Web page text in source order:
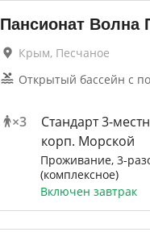
Пансионат Волна
Крым, Песчаное
Открытый бассейн с
×3
Стандарт 3-
корп. Морской
Проживание, 3-
(комплексное)
Включен завтрак